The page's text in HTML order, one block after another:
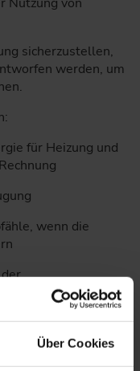
Über Cookies
sicherzustellen,
werden, um
für Heizung und
wenn die
und
Kühlung) in der